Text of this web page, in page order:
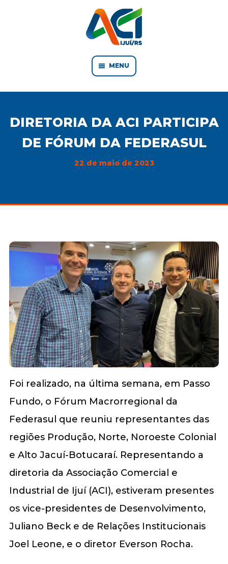
MENU
DIRETORIA DA ACI PARTICIPA
DE FÓRUM DA FEDERASUL
22 de maio de 2023
Foi realizado, na última semana, em Passo
Fundo, o Fórum Macrorregional da
Federasul que reuniu representantes das
regiões Produção, Norte, Noroeste Colonial
e Alto Jacuí-Botucaraí. Representando a
diretoria da Associação Comercial e
Industrial de Ijuí (ACI), estiveram presentes
os vice-presidentes de Desenvolvimento,
Juliano Beck e de Relações Institucionais
Joel Leone, e o diretor Everson Rocha.